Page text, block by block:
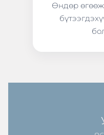
Өндөр